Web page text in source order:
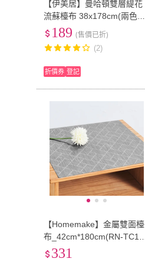
【伊美居】曼哈頓雙層緹花
流蘇檯布 38x178cm(兩色可
選)189 (售價已折)
(2)
折價券 登記
【Homemake】金屬雙面檯
布_42cm*180cm(RN-TC177
-A026-C)
331